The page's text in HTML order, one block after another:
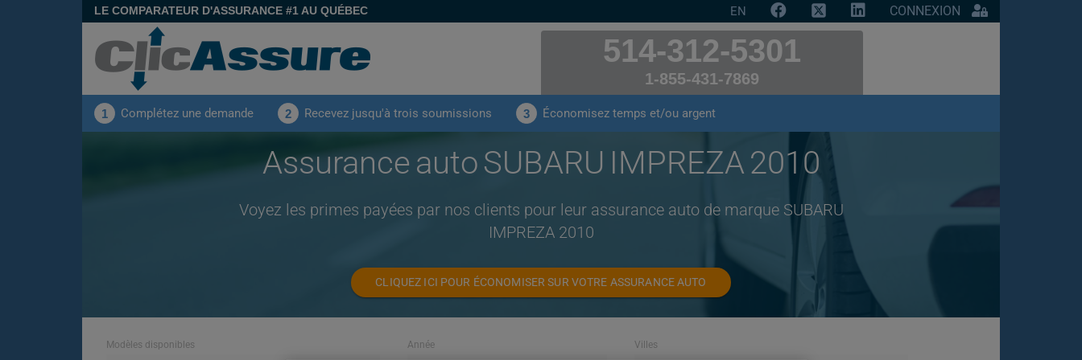
LE COMPARATEUR D'ASSURANCE #1 AU QUÉBEC EN CONNEXION
514-312-5301
1-855-431-7869
1 Complétez une demande 2 Recevez jusqu'à trois soumissions 3 Économisez temps et/ou argent
Assurance auto SUBARU IMPREZA 2010
Voyez les primes payées par nos clients pour leur assurance auto de marque SUBARU
IMPREZA 2010
CLIQUEZ ICI POUR ÉCONOMISER SUR VOTRE ASSURANCE AUTO
Modèles disponibles Année Villes